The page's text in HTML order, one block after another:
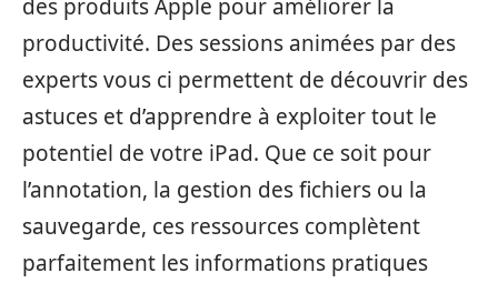
des produits Apple pour améliorer la
productivité. Des sessions animées par des
experts vous ci permettent de découvrir des
astuces et d’apprendre à exploiter tout le
potentiel de votre iPad. Que ce soit pour
l’annotation, la gestion des fichiers ou la
sauvegarde, ces ressources complètent
parfaitement les informations pratiques